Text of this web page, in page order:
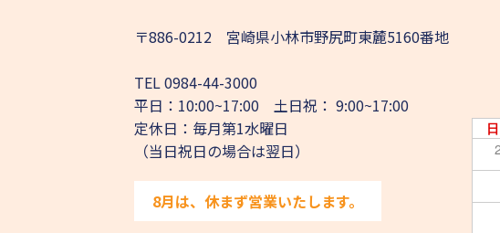
〒886-0212 宮崎県小林市野尻町東麓5160番地
TEL0984-44-3000
平日：10:00~17:00 土日祝： 9:00~17:00
定休日：毎月第1水曜日
（当日祝日の場合は翌日）
8月は、休まず営業いたします。
日